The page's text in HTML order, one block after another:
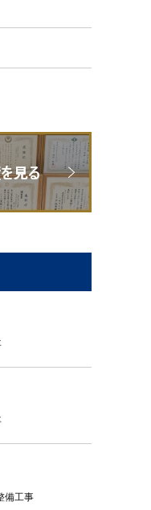
備工事